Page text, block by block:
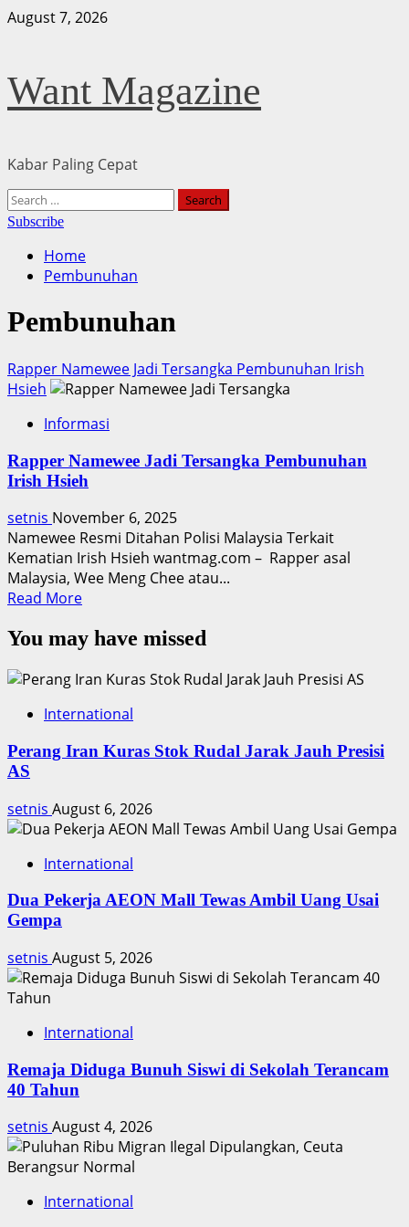
Skip
August 7, 2026
Want Magazine
Kabar Paling Cepat
Primary
Menu
Search
for:
Subscribe
Home
Pembunuhan
Pembunuhan
Rapper Namewee Jadi Tersangka Pembunuhan Irish
Hsieh
Informasi
Rapper Namewee Jadi Tersangka Pembunuhan
Irish Hsieh
setnis November 6, 2025
Namewee Resmi Ditahan Polisi Malaysia Terkait
Kematian Irish Hsieh wantmag.com – Rapper asal
Malaysia, Wee Meng Chee atau...
Read MoreRead
about
Namewee
Tersangka
Irish
You may have missed
International
Perang Iran Kuras Stok Rudal Jarak Jauh Presisi
AS
setnis August 6, 2026
International
Dua Pekerja AEON Mall Tewas Ambil Uang Usai
Gempa
setnis August 5, 2026
International
Remaja Diduga Bunuh Siswi di Sekolah Terancam
40 Tahun
setnis August 4, 2026
International